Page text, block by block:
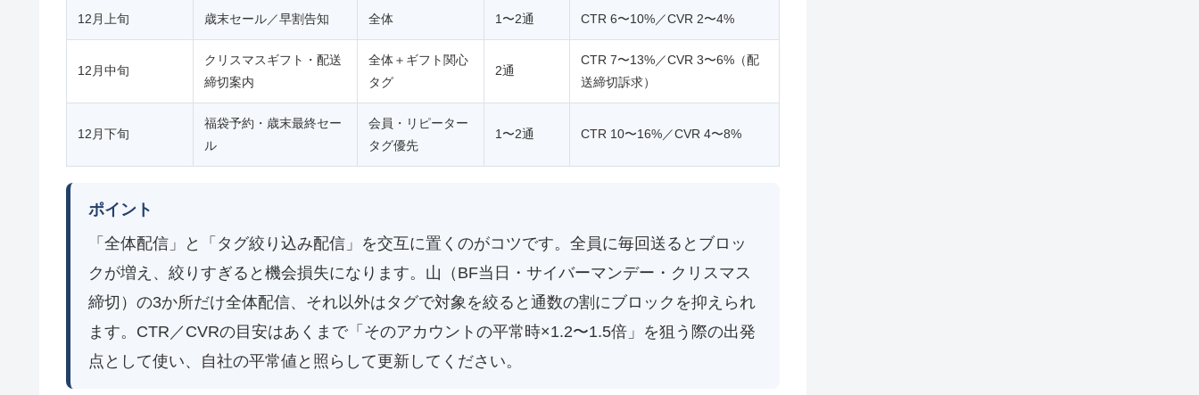
12月上旬 歳末セール／早割告知 全体 1〜2通 CTR 6〜10%／CVR 2〜4%
12月中旬
クリスマスギフト・配送
締切案内
全体＋ギフト関心
タグ
2通
CTR 7〜13%／CVR 3〜6%（配
送締切訴求）
12月下旬
福袋予約・歳末最終セー
ル
会員・リピーター
タグ優先
1〜2通 CTR 10〜16%／CVR 4〜8%
ポイント
「全体配信」と「タグ絞り込み配信」を交互に置くのがコツです。全員に毎回送るとブロッ
クが増え、絞りすぎると機会損失になります。山（BF当日・サイバーマンデー・クリスマス
締切）の3か所だけ全体配信、それ以外はタグで対象を絞ると通数の割にブロックを抑えられ
ます。CTR／CVRの目安はあくまで「そのアカウントの平常時×1.2〜1.5倍」を狙う際の出発
点として使い、自社の平常値と照らして更新してください。